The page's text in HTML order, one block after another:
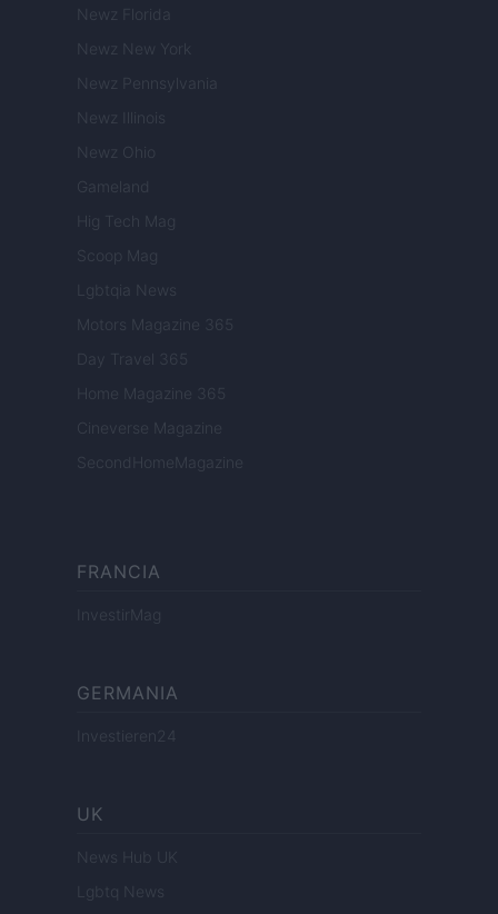
Newz Florida
Newz New York
Newz Pennsylvania
Newz Illinois
Newz Ohio
Gameland
Hig Tech Mag
Scoop Mag
Lgbtqia News
Motors Magazine 365
Day Travel 365
Home Magazine 365
Cineverse Magazine
SecondHomeMagazine
FRANCIA
InvestirMag
GERMANIA
Investieren24
UK
News Hub UK
Lgbtq News